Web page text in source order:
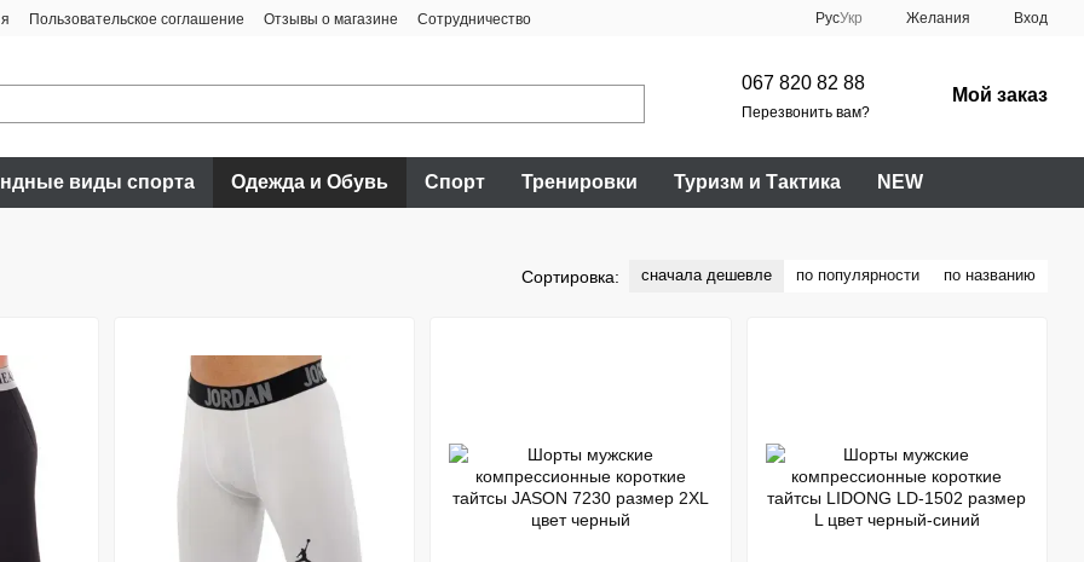
Пользовательское соглашение Отзывы о магазине Сотрудничество РусУкр Желания Вход
067 820 82 88
Перезвонить вам?
Мой заказ
виды спорта Одежда и Обувь Спорт Тренировки Туризм и Тактика NEW
Сортировка: сначала дешевле по популярности по названию